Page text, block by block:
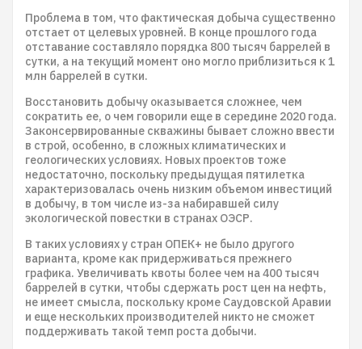
Проблема в том, что фактическая добыча существенно
отстает от целевых уровней. В конце прошлого года
отставание составляло порядка 800 тысяч баррелей в
сутки, а на текущий момент оно могло приблизиться к 1
млн баррелей в сутки.
Восстановить добычу оказывается сложнее, чем
сократить ее, о чем говорили еще в середине 2020 года.
Законсервированные скважины бывает сложно ввести
в строй, особенно, в сложных климатических и
геологических условиях. Новых проектов тоже
недостаточно, поскольку предыдущая пятилетка
характеризовалась очень низким объемом инвестиций
в добычу, в том числе из-за набиравшей силу
экологической повестки в странах ОЭСР.
В таких условиях у стран ОПЕК+ не было другого
варианта, кроме как придерживаться прежнего
графика. Увеличивать квоты более чем на 400 тысяч
баррелей в сутки, чтобы сдержать рост цен на нефть,
не имеет смысла, поскольку кроме Саудовской Аравии
и еще нескольких производителей никто не сможет
поддерживать такой темп роста добычи.